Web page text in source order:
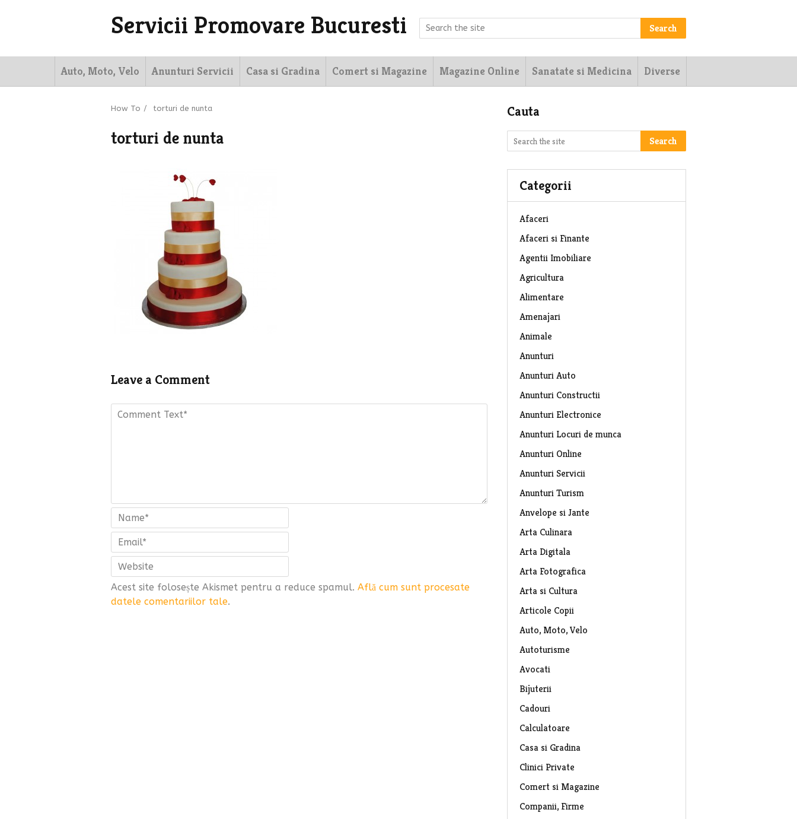
Servicii Promovare Bucuresti Search
Auto, Moto, Velo Anunturi Servicii Casa si Gradina Comert si Magazine Magazine Online Sanatate si Medicina Diverse
How To / torturi de nunta
torturi de nunta
Leave a Comment
Acest site folosește Akismet pentru a reduce spamul. Află cum sunt procesate
datele comentariilor tale.
Cauta
Search
Categorii
Afaceri
Afaceri si Finante
Agentii Imobiliare
Agricultura
Alimentare
Amenajari
Animale
Anunturi
Anunturi Auto
Anunturi Constructii
Anunturi Electronice
Anunturi Locuri de munca
Anunturi Online
Anunturi Servicii
Anunturi Turism
Anvelope si Jante
Arta Culinara
Arta Digitala
Arta Fotografica
Arta si Cultura
Articole Copii
Auto, Moto, Velo
Autoturisme
Avocati
Bijuterii
Cadouri
Calculatoare
Casa si Gradina
Clinici Private
Comert si Magazine
Companii, Firme